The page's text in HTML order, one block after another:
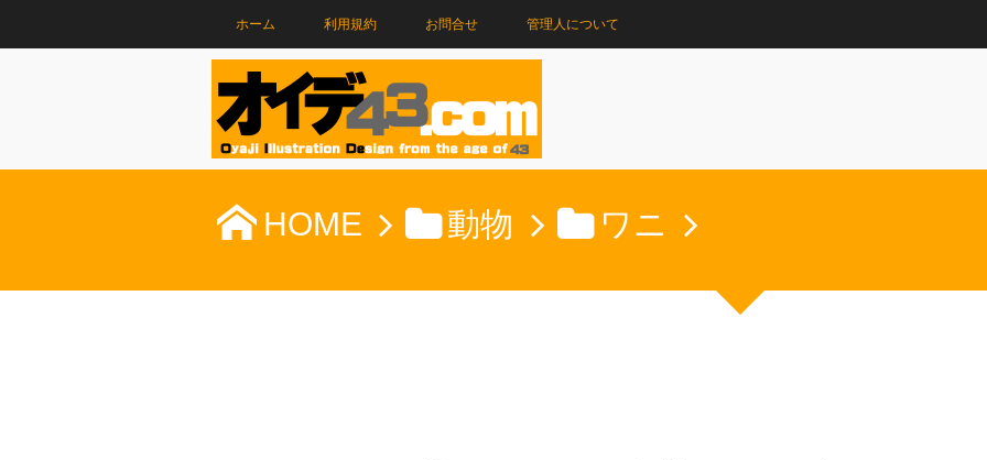
ホーム 利用規約 お問合せ 管理人について
HOME 動物 ワニ